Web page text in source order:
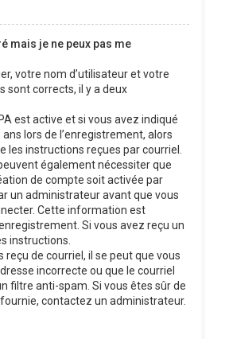
mais je ne peux pas me
votre nom d’utilisateur et votre
sont corrects, il y a deux
est active et si vous avez indiqué
lors de l’enregistrement, alors
les instructions reçues par courriel.
également nécessiter que
de compte soit activée par
un administrateur avant que vous
Cette information est
Si vous avez reçu un
instructions.
reçu de courriel, il se peut que vous
incorrecte ou que le courriel
filtre anti-spam. Si vous êtes sûr de
fournie, contactez un administrateur.